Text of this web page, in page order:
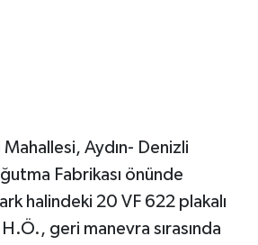
Mahallesi, Aydın- Denizli
Fabrikası önünde
halindeki 20 VF 622 plakalı
geri manevra sırasında